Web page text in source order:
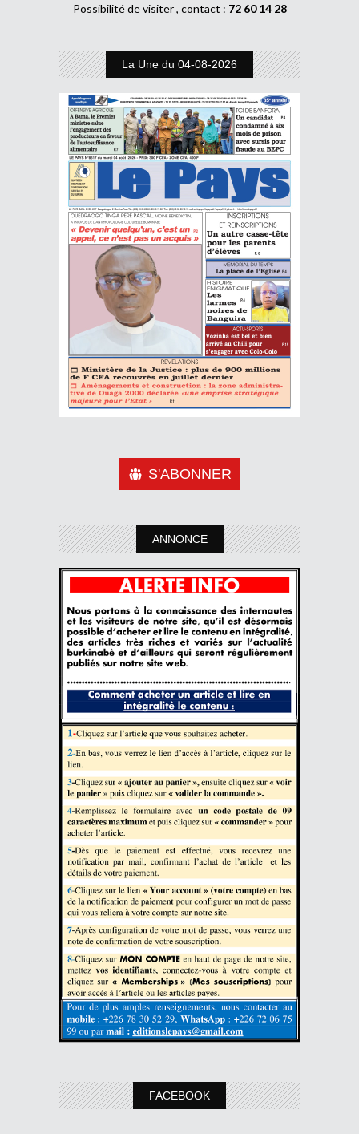
Possibilité de visiter , contact : 72 60 14 28
La Une du 04-08-2026
S'ABONNER
ANNONCE
FACEBOOK